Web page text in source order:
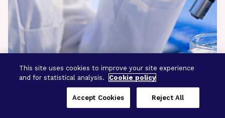
This site uses cookies to improve your site experience
and for statistical analysis.
Cookie policy
Reject All
Accept Cookies